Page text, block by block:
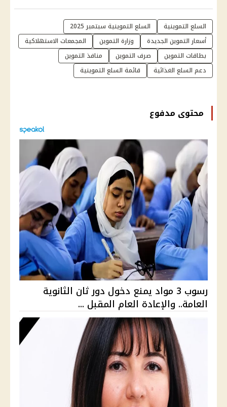
السلع التموينية
السلع التموينية سبتمبر 2025
أسعار التموين الجديدة
وزارة التموين
المجمعات الاستهلاكية
بطاقات التموين
صرف التموين
منافذ التموين
دعم السلع الغذائية
قائمة السلع التموينية
محتوى مدفوع
رسوب 3 مواد يمنع دخول دور ثان الثانوية
العامة.. والإعادة العام المقبل ...